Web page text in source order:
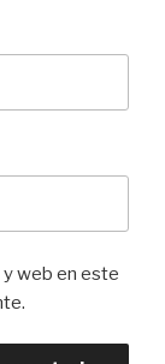
web en este